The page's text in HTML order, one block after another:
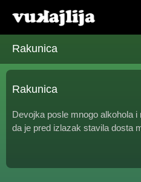
Rakunica
Rakunica
Devojka posle mnogo alkohola
da je pred izlazak stavila dosta